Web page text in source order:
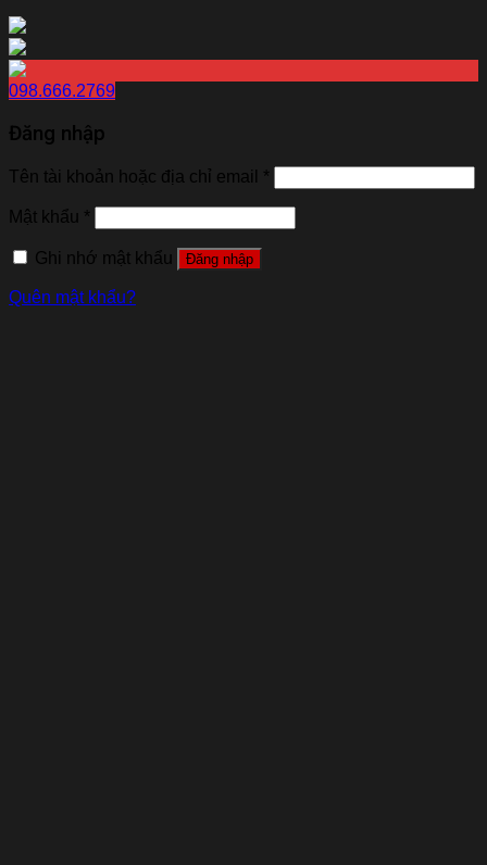
098.666.2769
Đăng nhập
Tên tài khoản hoặc địa chỉ email *
Mật khẩu *
Ghi nhớ mật khẩu Đăng nhập
Quên mật khẩu?